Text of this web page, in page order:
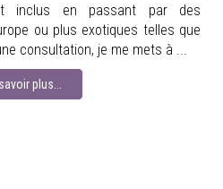
inclus en passant par des
ou plus exotiques telles que
consultation, je me mets à ...
plus...